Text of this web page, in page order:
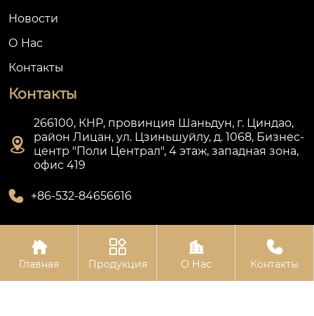
Новости
О Hас
Контакты
Контакты

266100, КНР, провинция Шаньдун, г. Циндао,
район Лицан, ул. Цзиньшуйлу, д. 1068, Бизнес-
центр "Поли Централ", 4 этаж, западная зона,
офис 419
 +86-532-84656616
Авторское право © ООО Циндао Лянькан
Ортопедическая Техника

Главная

Продукция

О Нас

Контакты